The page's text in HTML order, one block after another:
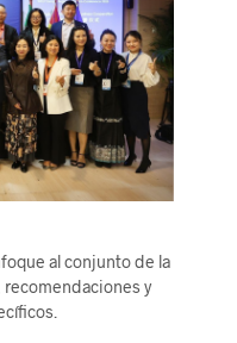
al conjunto de la
y